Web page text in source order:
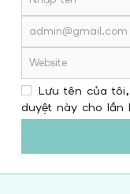
Lưu tên của
duyệt này cho lần